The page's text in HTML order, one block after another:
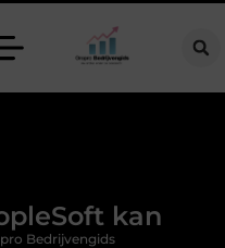
flexibele inzet van personeel
kan
Bedrijvengids